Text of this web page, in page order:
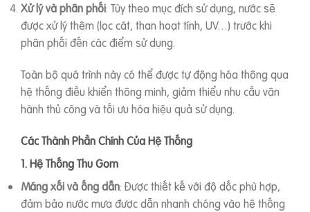
Xử lý và phân phối: Tùy theo mục đích sử dụng, nước sẽ
được xử lý thêm (lọc cát, than hoạt tính, UV…) trước khi
phân phối đến các điểm sử dụng.
Toàn bộ quá trình này có thể được tự động hóa thông qua
hệ thống điều khiển thông minh, giảm thiểu nhu cầu vận
hành thủ công và tối ưu hóa hiệu quả sử dụng.
Các Thành Phần Chính Của Hệ Thống
1. Hệ Thống Thu Gom
Máng xối và ống dẫn: Được thiết kế với độ dốc phù hợp,
đảm bảo nước mưa được dẫn nhanh chóng vào hệ thống